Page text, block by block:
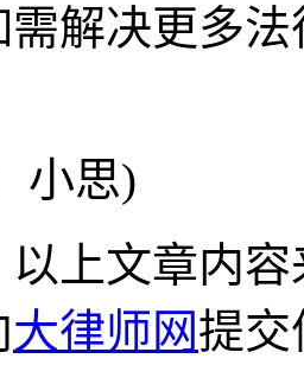
需解决更多
思)
以上文章内
大律师网提交